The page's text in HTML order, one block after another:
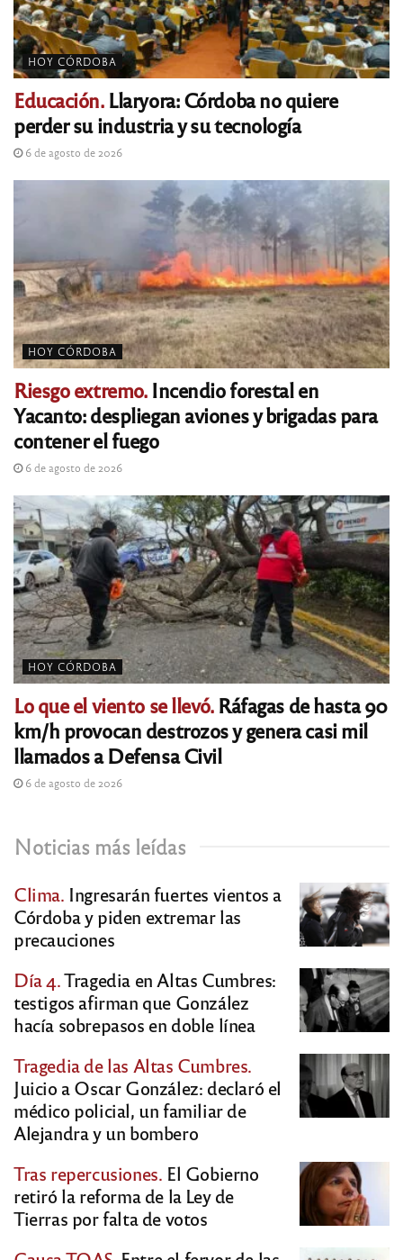
HOY CÓRDOBA
Educación.Llaryora: Córdoba no quiere
perder su industria y su tecnología
6 de agosto de 2026
HOY CÓRDOBA
Riesgo extremo.Incendio forestal en
Yacanto: despliegan aviones y brigadas para
contener el fuego
6 de agosto de 2026
HOY CÓRDOBA
Lo que el viento se llevó.Ráfagas de hasta 90
km/h provocan destrozos y genera casi mil
llamados a Defensa Civil
6 de agosto de 2026
Noticias más leídas
Clima. Ingresarán fuertes vientos a
Córdoba y piden extremar las
precauciones
Día 4.Tragedia en Altas Cumbres:
testigos afirman que González
hacía sobrepasos en doble línea
Tragedia de las Altas Cumbres.
Juicio a Oscar González: declaró el
médico policial, un familiar de
Alejandra y un bombero
Tras repercusiones. El Gobierno
retiró la reforma de la Ley de
Tierras por falta de votos